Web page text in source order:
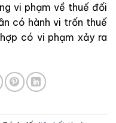
vi phạm về thuế đối
có hành vi trốn thuế
có vi phạm xảy ra